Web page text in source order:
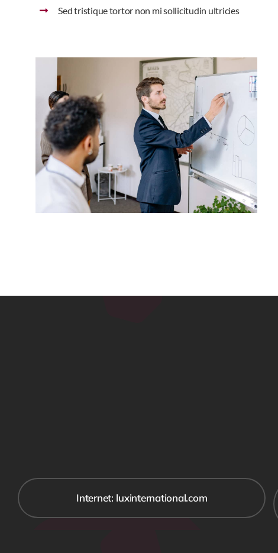
Sed tristique tortor non mi sollicitudin ultricies
Internet: luxinternational.com